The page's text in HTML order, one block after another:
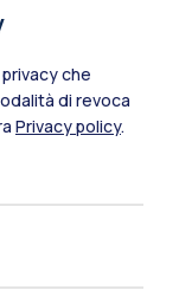
che
di revoca
Privacy policy.